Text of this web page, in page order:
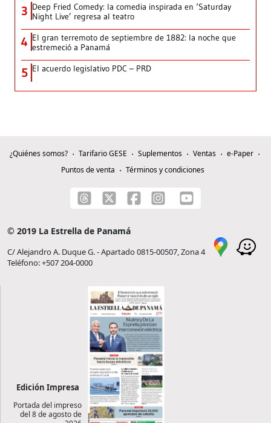
3 Deep Fried Comedy: la comedia inspirada en ‘Saturday
Night Live’ regresa al teatro
4 El gran terremoto de septiembre de 1882: la noche que
estremeció a Panamá
5 El acuerdo legislativo PDC – PRD
¿Quiénes somos? Tarifario GESE Suplementos Ventas
e-Paper
Puntos de venta
Términos y condiciones
© 2019 La Estrella de Panamá
C/ Alejandro A. Duque G. - Apartado 0815-00507, Zona 4
Teléfono: +507 204-0000
Edición Impresa
Portada del impreso
del 8 de agosto de